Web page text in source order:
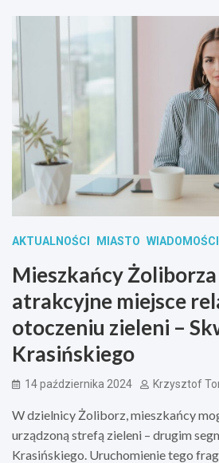
AKTUALNOŚCI MIASTO WIADOMOŚCI
Mieszkańcy
atrakcyjne miejsce
otoczeniu zieleni –
Krasińskiego
14 października 2024 Krzysztof
W dzielnicy Żoliborz, mieszkańcy
urządzoną strefą zieleni – drugim
Krasińskiego. Uruchomienie tego